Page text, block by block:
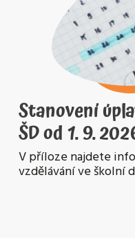
Stanovení
ŠD od 1. 9.
V příloze najdete
vzdělávání ve školní